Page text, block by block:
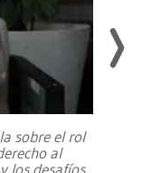
sobre el rol
al
los desafíos